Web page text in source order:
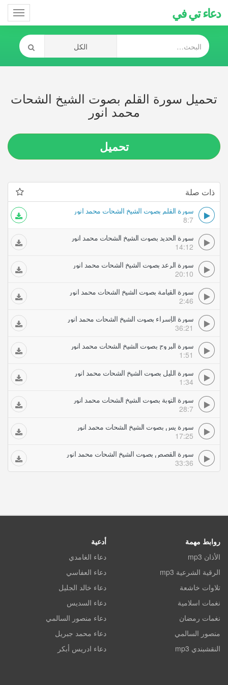
دعاء تي في
تحميل سورة القلم بصوت الشيخ الشحات
محمد انور
تحميل
ذات صلة
سورة القلم بصوت الشيخ الشحات محمد انور
8:7
سورة الحديد بصوت الشيخ الشحات محمد انور
14:12
سورة الرعد بصوت الشيخ الشحات محمد انور
20:10
سورة القيامة بصوت الشيخ الشحات محمد انور
2:46
سورة الإسراء بصوت الشيخ الشحات محمد انور
36:21
سورة البروج بصوت الشيخ الشحات محمد انور
1:51
سورة الليل بصوت الشيخ الشحات محمد انور
1:34
سورة التوبة بصوت الشيخ الشحات محمد انور
28:7
سورة يس بصوت الشيخ الشحات محمد انور
17:25
سورة القصص بصوت الشيخ الشحات محمد انور
33:36
روابط مهمة
الأذان mp3
الرقية الشرعية mp3
تلاوات خاشعة
نغمات اسلامية
نغمات رمضان
منصور السالمي
النقشبندي mp3
أدعية
دعاء الغامدي
دعاء العفاسي
دعاء خالد الجليل
دعاء السديس
دعاء منصور السالمي
دعاء محمد جبريل
دعاء ادريس أبكر